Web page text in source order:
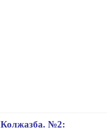
Колжазба. №2: